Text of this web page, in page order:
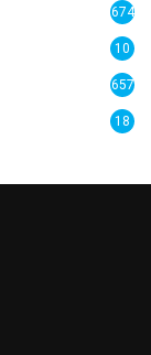
674
10
657
18